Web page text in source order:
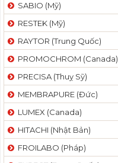
SABIO (Mỹ)
RESTEK (Mỹ)
RAYTOR (Trung Quốc)
PROMOCHROM (Canada)
PRECISA (Thuỵ Sỹ)
MEMBRAPURE (Đức)
LUMEX (Canada)
HITACHI (Nhật Bản)
FROILABO (Pháp)